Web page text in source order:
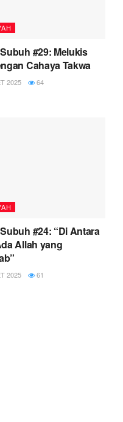
#29: Melukis
Cahaya Takwa
2025 64
#24: “Di Antara
Allah yang
2025 61